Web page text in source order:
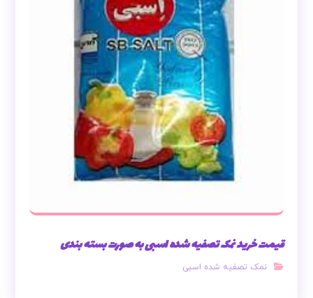
قیمت خرید نمک تصفیه شده اسبی به صورت بسته بندی
نمک تصفیه شده اسبی